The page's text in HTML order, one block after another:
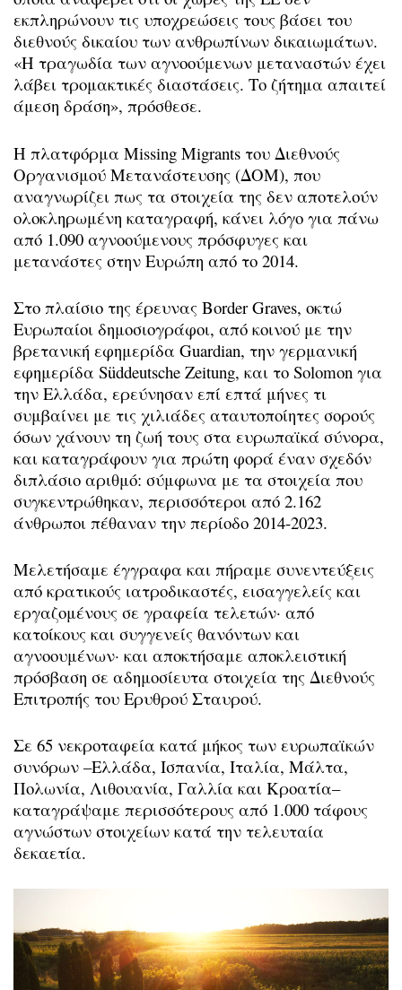
εκπληρώνουν τις υποχρεώσεις τους βάσει του
διεθνούς δικαίου των ανθρωπίνων δικαιωμάτων.
«Η τραγωδία των αγνοούμενων μεταναστών έχει
λάβει τρομακτικές διαστάσεις. Το ζήτημα απαιτεί
άμεση δράση», πρόσθεσε.
Η πλατφόρμα Missing Migrants του Διεθνούς
Οργανισμού Μετανάστευσης (ΔΟΜ), που
αναγνωρίζει πως τα στοιχεία της δεν αποτελούν
ολοκληρωμένη καταγραφή, κάνει λόγο για πάνω
από 1.090 αγνοούμενους πρόσφυγες και
μετανάστες στην Ευρώπη από το 2014.
Στο πλαίσιο της έρευνας Border Graves, οκτώ
Ευρωπαίοι δημοσιογράφοι, από κοινού με την
βρετανική εφημερίδα Guardian, την γερμανική
εφημερίδα Süddeutsche Zeitung, και το Solomon για
την Ελλάδα, ερεύνησαν επί επτά μήνες τι
συμβαίνει με τις χιλιάδες αταυτοποίητες σορούς
όσων χάνουν τη ζωή τους στα ευρωπαϊκά σύνορα,
και καταγράφουν για πρώτη φορά έναν σχεδόν
διπλάσιο αριθμό: σύμφωνα με τα στοιχεία που
συγκεντρώθηκαν, περισσότεροι από 2.162
άνθρωποι πέθαναν την περίοδο 2014-2023.
Μελετήσαμε έγγραφα και πήραμε συνεντεύξεις
από κρατικούς ιατροδικαστές, εισαγγελείς και
εργαζομένους σε γραφεία τελετών· από
κατοίκους και συγγενείς θανόντων και
αγνοουμένων· και αποκτήσαμε αποκλειστική
πρόσβαση σε αδημοσίευτα στοιχεία της Διεθνούς
Επιτροπής του Ερυθρού Σταυρού.
Σε 65 νεκροταφεία κατά μήκος των ευρωπαϊκών
συνόρων –Ελλάδα, Ισπανία, Ιταλία, Μάλτα,
Πολωνία, Λιθουανία, Γαλλία και Κροατία–
καταγράψαμε περισσότερους από 1.000 τάφους
αγνώστων στοιχείων κατά την τελευταία
δεκαετία.